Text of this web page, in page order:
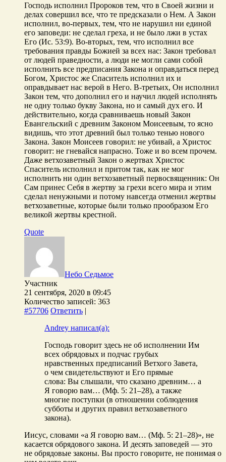
Господь исполнил Пророков тем, что в Своей жизни и
делах совершил все, что те предсказали о Нем. А Закон
исполнил, во-первых, тем, что не нарушил ни единой
его заповеди: не сделал греха, и не было лжи в устах
Его (Ис. 53:9). Во-вторых, тем, что исполнил все
требования правды Божией за всех нас: Закон требовал
от людей праведности, а люди не могли сами собой
исполнить все предписания Закона и оправдаться перед
Богом, Христос же Спаситель исполнил их и
оправдывает нас верой в Него. В-третьих, Он исполнил
Закон тем, что дополнил его и научил людей исполнять
не одну только букву Закона, но и самый дух его. И
действительно, когда сравниваешь новый Закон
Евангельский с древним Законом Моисеевым, то ясно
видишь, что этот древний был только тенью нового
Закона. Закон Моисеев говорил: не убивай, а Христос
говорит: не гневайся напрасно. Тоже и во всем прочем.
Даже ветхозаветный Закон о жертвах Христос
Спаситель исполнил и притом так, как не мог
исполнить ни один ветхозаветный первосвященник: Он
Сам принес Себя в жертву за грехи всего мира и этим
сделал ненужными и потому навсегда отменил жертвы
ветхозаветные, которые были только прообразом Его
великой жертвы крестной.
Quote
Небо Седьмое
Участник
21 сентября, 2020 в 09:45
Количество записей: 363
#57706 Ответить |
Andrey написал(а):
Господь говорит здесь не об исполнении Им
всех обрядовых и подчас грубых
нравственных предписаний Ветхого Завета,
о чем свидетельствуют и Его прямые
слова: Вы слышали, что сказано древним… а
Я говорю вам… (Мф. 5: 21–28), а также
многие поступки (в отношении соблюдения
субботы и других правил ветхозаветного
закона).
Иисус, словами «а Я говорю вам… (Мф. 5: 21–28)», не
касается обрядового закона. И десять заповедей — это
не обрядовые законы. Вы просто говорите, не понимая о